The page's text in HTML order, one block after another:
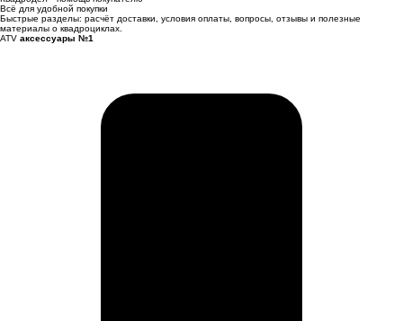
Всё для удобной покупки
Быстрые разделы: расчёт доставки, условия оплаты, вопросы, отзывы и полезные
материалы о квадроциклах.
ATV аксессуары №1